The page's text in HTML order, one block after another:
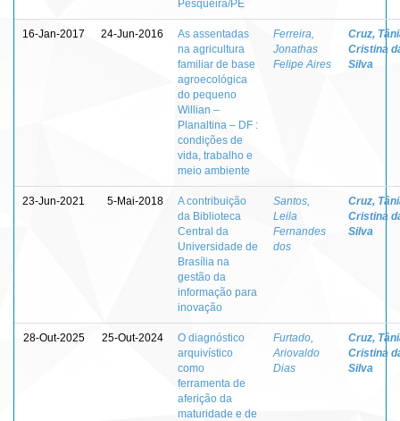
Pesqueira/PE
16-Jan-2017 24-Jun-2016
As assentadas
na agricultura
familiar de base
agroecológica
do pequeno
Willian –
Planaltina – DF :
condições de
vida, trabalho e
meio ambiente
Ferreira,
Jonathas
Felipe Aires
Cruz,
Cristina
Silva
23-Jun-2021 5-Mai-2018
A contribuição
da Biblioteca
Central da
Universidade de
Brasília na
gestão da
informação para
inovação
Santos,
Leila
Fernandes
dos
Cruz,
Cristina
Silva
28-Out-2025 25-Out-2024
O diagnóstico
arquivístico
como
ferramenta de
aferição da
maturidade e de
Furtado,
Ariovaldo
Dias
Cruz,
Cristina
Silva